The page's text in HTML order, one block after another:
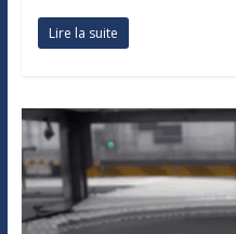
Lire la suite